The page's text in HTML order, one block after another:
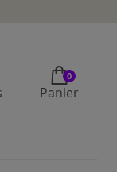
0
Panier